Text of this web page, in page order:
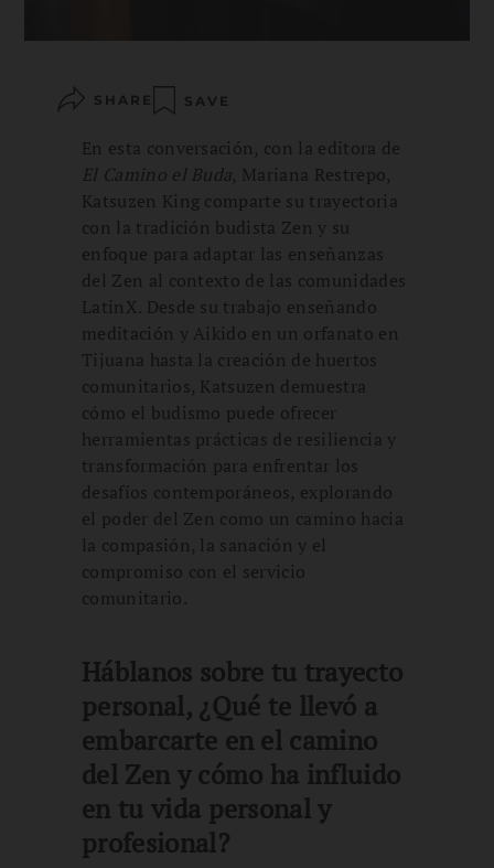
SHARE SAVE
En esta conversación, con la editora de
El Camino el Buda, Mariana Restrepo,
Katsuzen King comparte su trayectoria
con la tradición budista Zen y su
enfoque para adaptar las enseñanzas
del Zen al contexto de las comunidades
LatinX. Desde su trabajo enseñando
meditación y Aikido en un orfanato en
Tijuana hasta la creación de huertos
comunitarios, Katsuzen demuestra
cómo el budismo puede ofrecer
herramientas prácticas de resiliencia y
transformación para enfrentar los
desafíos contemporáneos, explorando
el poder del Zen como un camino hacia
la compasión, la sanación y el
compromiso con el servicio
comunitario.
Háblanos sobre tu trayecto
personal, ¿Qué te llevó a
embarcarte en el camino
del Zen y cómo ha influido
en tu vida personal y
profesional?